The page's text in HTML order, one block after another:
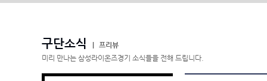
구단소식
프리뷰
미리 만나는 삼성라이온즈경기 소식들을 전해 드립니다.